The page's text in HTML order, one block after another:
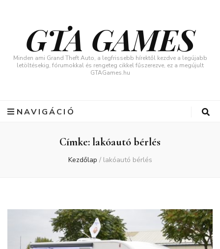
GTA GAMES
Minden ami Grand Theft Auto, a legfrissebb hírektől kezdve a legújabb
letöltésekig, fórumokkal és rengeteg cikkel fűszerezve, ez a megújult
GTAGames.hu
NAVIGÁCIÓ
Címke:lakóautó bérlés
Kezdőlap / lakóautó bérlés